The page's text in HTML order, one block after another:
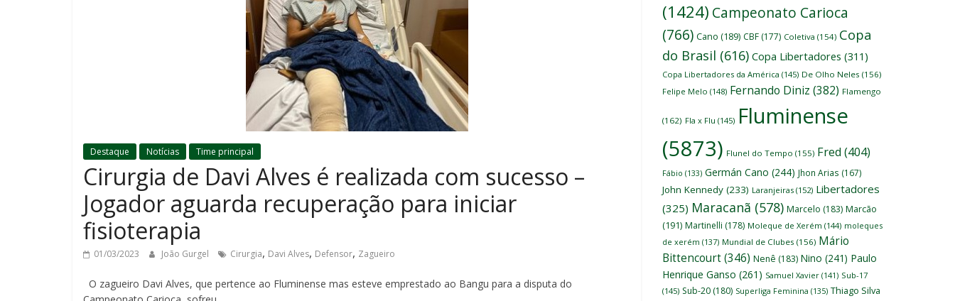
Destaque Notícias Time principal
Cirurgia de Davi Alves é realizada com sucesso –
Jogador aguarda recuperação para iniciar
fisioterapia
01/03/2023 João Gurgel Cirurgia, Davi Alves, Defensor, Zagueiro
O zagueiro Davi Alves, que pertence ao Fluminense mas esteve emprestado ao Bangu para a disputa do
(1424) Campeonato Carioca
(766) Cano (189) CBF (177) Coletiva (154) Copa
do Brasil (616) Copa Libertadores (311)
Copa Libertadores da América (145) De Olho Neles (156)
Felipe Melo (148) Fernando Diniz (382) Flamengo
(162) Fla x Flu (145) Fluminense
(5873) Flunel do Tempo (155) Fred (404)
Fábio (133) Germán Cano (244) Jhon Arias (167)
John Kennedy (233) Laranjeiras (152) Libertadores
(325) Maracanã (578) Marcelo (183) Marcão
(191) Martinelli (178) Moleque de Xerém (144) moleques
de xerém (137) Mundial de Clubes (156) Mário
Bittencourt(346) Nenê (183) Nino (241) Paulo
Henrique Ganso (261) Samuel Xavier (141) Sub-17
(145) Sub-20 (180) Superliga Feminina (135) Thiago Silva